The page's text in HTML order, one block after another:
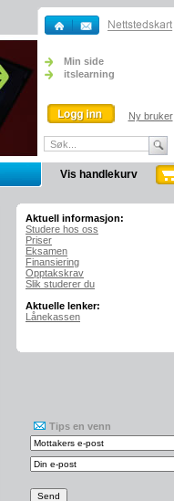
Min side
itslearning
Ny bruker
Vis handlekurv
Aktuell informasjon:
Studere hos oss
Priser
Eksamen
Finansiering
Opptakskrav
Slik studerer du
Aktuelle lenker:
Lånekassen
Tips en venn